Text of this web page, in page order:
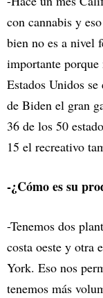
con cannabis y
bien no es a nivel
importante
Estados Unidos
de Biden el gran
36 de los 50
15 el recreativo
-¿Cómo es su
-Tenemos dos
costa oeste y otra
York. Eso nos
tenemos más